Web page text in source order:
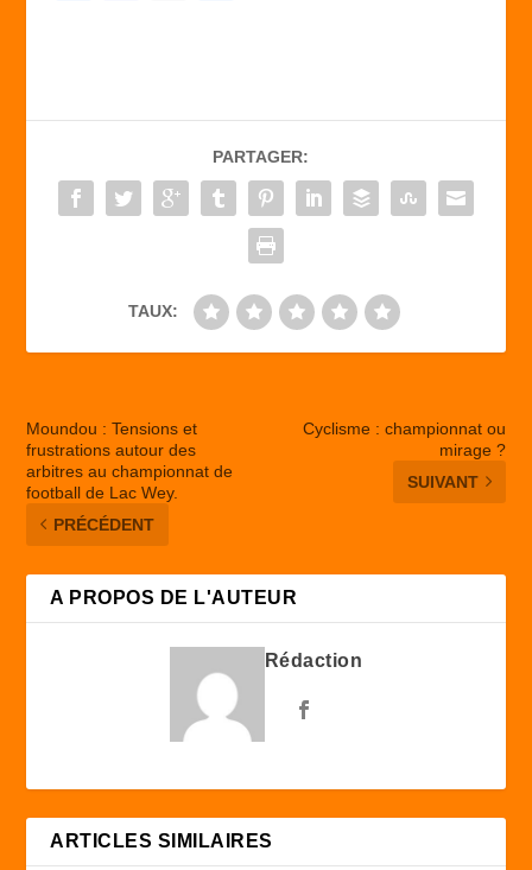
b
o
o
d
o
n
er
PARTAGER:
TAUX:
Moundou : Tensions et
frustrations autour des
arbitres au championnat de
football de Lac Wey.
PRÉCÉDENT
Cyclisme : championnat ou
mirage ?
SUIVANT
A PROPOS DE L'AUTEUR
Rédaction
ARTICLES SIMILAIRES